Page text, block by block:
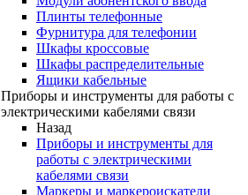
Плинты телефонные
Фурнитура для телефонии
Шкафы кроссовые
Шкафы распределительные
Ящики кабельные
Приборы и инструменты для работы с
электрическими кабелями связи
Назад
Приборы и инструменты для
работы с электрическими
кабелями связи
Маркеры и маркероискатели